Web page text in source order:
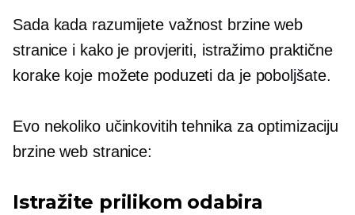
Sada kada razumijete važnost brzine web
stranice i kako je provjeriti, istražimo praktične
korake koje možete poduzeti da je poboljšate.
Evo nekoliko učinkovitih tehnika za optimizaciju
brzine web stranice:
Istražite prilikom odabira